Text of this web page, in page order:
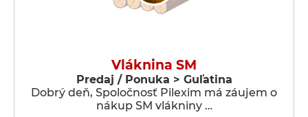
Vláknina SM
Predaj / Ponuka > Guľatina
Dobrý deň, Spoločnosť Pilexim má záujem o
nákup SM vlákniny …